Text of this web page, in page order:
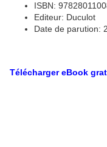
ISBN:
Editeur: Duculot
Date de parution:
Télécharger eBook